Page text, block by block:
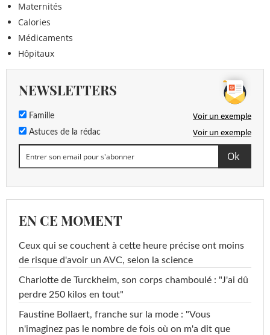
Maternités
Calories
Médicaments
Hôpitaux
NEWSLETTERS
Famille Voir un exemple
Astuces de la rédac Voir un exemple
EN CE MOMENT
Ceux qui se couchent à cette heure précise ont moins
de risque d'avoir un AVC, selon la science
Charlotte de Turckheim, son corps chamboulé : "J'ai dû
perdre 250 kilos en tout"
Faustine Bollaert, franche sur la mode : "Vous
n'imaginez pas le nombre de fois où on m'a dit que